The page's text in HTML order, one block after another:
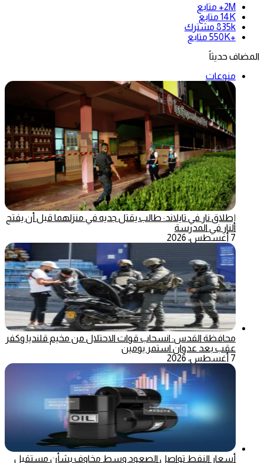
2M+
متابع
14K متابع
835k مشترك
+550K
متابع
المضاف حديثاً
منوعات
إطلاق نار في تايلاند: طالب يقتل جديه في منزلهما قبل أن يفتح
النار في المدرسة
7 أغسطس، 2026
محافظة القدس: انسحاب قوات الاحتلال من مخيم قلنديا وكفر
عقب بعد عدوان استمر يومين
7 أغسطس، 2026
أسعار النفط تواصل الصعود وسط مخاوف بشأن مستقبل